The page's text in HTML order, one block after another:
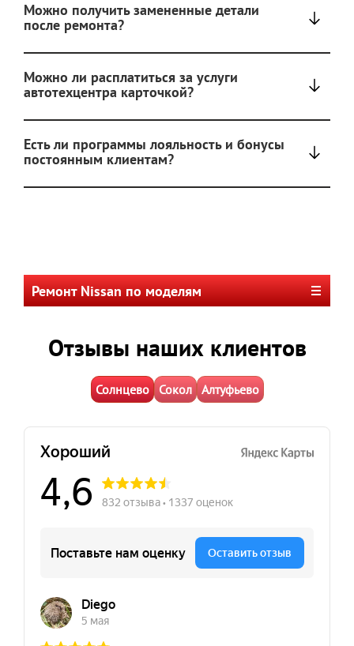
Можно получить замененные детали
после ремонта?
Можно ли расплатиться за услуги
автотехцентра карточкой?
Есть ли программы лояльность и бонусы
постоянным клиентам?
Ремонт Nissan по моделям
Отзывы наших клиентов
Солнцево Сокол Алтуфьево